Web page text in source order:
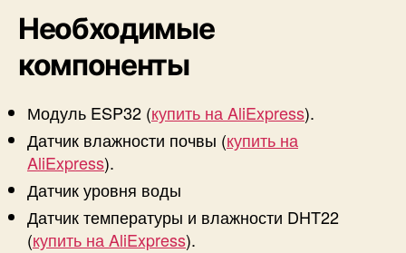
Необходимые
компоненты
Модуль ESP32 (купить на AliExpress).
Датчик влажности почвы (купить на
AliExpress).
Датчик уровня воды
Датчик температуры и влажности DHT22
(купить на AliExpress).